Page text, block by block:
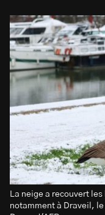
La neige a recouvert
notamment à Draveil,